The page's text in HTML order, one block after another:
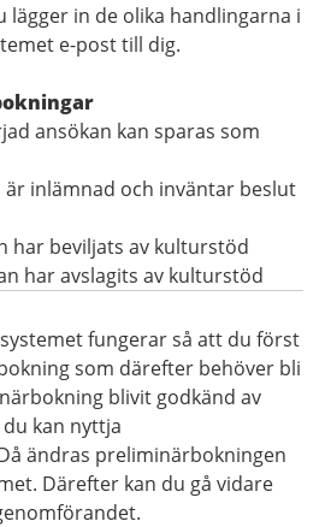
lägger in de olika handlingarna i
e-post till dig.
ansökan kan sparas som
är inlämnad och inväntar beslut
har beviljats av kulturstöd
har avslagits av kulturstöd
fungerar så att du först
som därefter behöver bli
blivit godkänd av
kan nyttja
ändras preliminärbokningen
Därefter kan du gå vidare